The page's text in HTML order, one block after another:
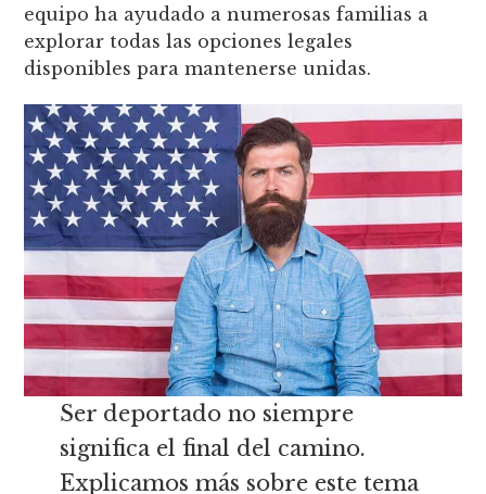
equipo ha ayudado a numerosas familias a
explorar todas las opciones legales
disponibles para mantenerse unidas.
Ser deportado no siempre
significa el final del camino.
Explicamos más sobre este tema